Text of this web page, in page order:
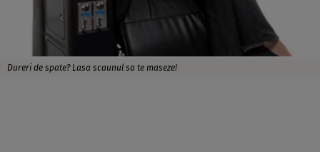
Dureri de spate? Lasa scaunul sa te maseze!